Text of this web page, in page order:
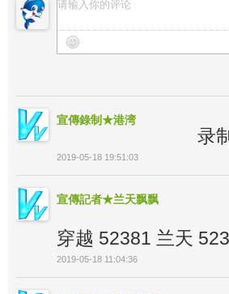
宣傳錄制★港湾
录
2019-05-18 19:51:03
宣傳記者★兰天飘飘
穿越 52381 兰天
2019-05-18 11:04:36